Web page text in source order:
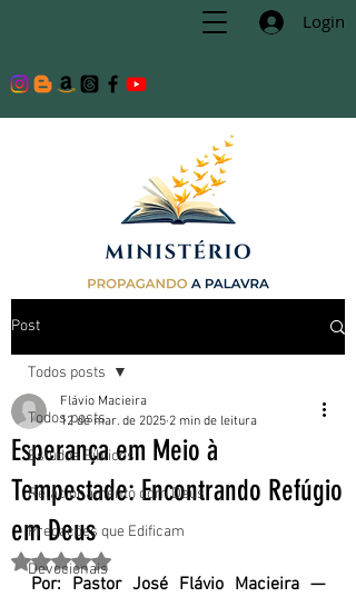
Login
Post
Todos posts
Estudos Bíblicos
Relacionamento com Deus
Pregações que Edificam
Devocionais
Todos posts
Esperança em Meio à
Tempestade: Encontrando Refúgio
em Deus
Flávio Macieira
12 de mar. de 2025 2 min de leitura
Avaliado com NaN de 5 estrelas.
Por: Pastor José Flávio Macieira —